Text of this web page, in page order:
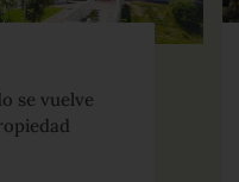
se vuelve